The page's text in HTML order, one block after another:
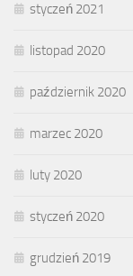
styczeń 2021
listopad 2020
październik 2020
marzec 2020
luty 2020
styczeń 2020
grudzień 2019